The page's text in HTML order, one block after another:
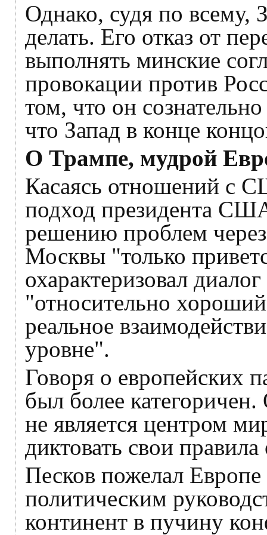
Однако, судя по всему,
делать. Его отказ от
выполнять минские
провокации против
том, что он
что Запад в конце
О Трампе, мудрой
Касаясь отношений с
подход президента
решению проблем
Москвы "только
охарактеризовал
"относительно
реальное
уровне".
Говоря о европейских
был более
не является центром
диктовать свои
Песков пожелал
политическим
континент в пучину